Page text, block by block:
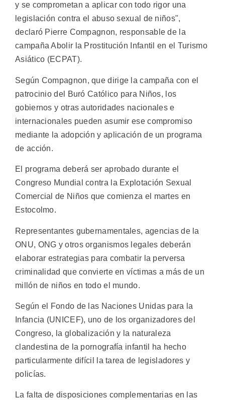
y se comprometan a aplicar con todo rigor una
legislación contra el abuso sexual de niños",
declaró Pierre Compagnon, responsable de la
campaña Abolir la Prostitución Infantil en el Turismo
Asiático (ECPAT).
Según Compagnon, que dirige la campaña con el
patrocinio del Buró Católico para Niños, los
gobiernos y otras autoridades nacionales e
internacionales pueden asumir ese compromiso
mediante la adopción y aplicación de un programa
de acción.
El programa deberá ser aprobado durante el
Congreso Mundial contra la Explotación Sexual
Comercial de Niños que comienza el martes en
Estocolmo.
Representantes gubernamentales, agencias de la
ONU, ONG y otros organismos legales deberán
elaborar estrategias para combatir la perversa
criminalidad que convierte en víctimas a más de un
millón de niños en todo el mundo.
Según el Fondo de las Naciones Unidas para la
Infancia (UNICEF), uno de los organizadores del
Congreso, la globalización y la naturaleza
clandestina de la pornografía infantil ha hecho
particularmente difícil la tarea de legisladores y
policías.
La falta de disposiciones complementarias en las